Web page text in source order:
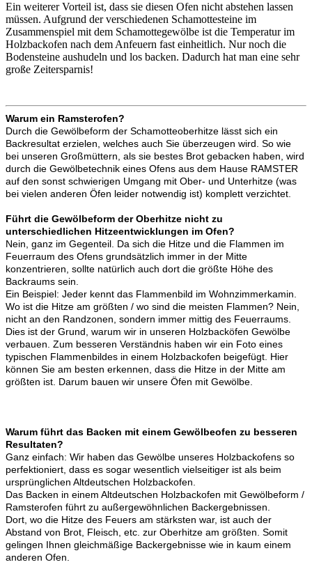
Ein weiterer Vorteil ist, dass sie diesen Ofen nicht abstehen lassen
müssen. Aufgrund der verschiedenen Schamottesteine im
Zusammenspiel mit dem Schamottegewölbe ist die Temperatur im
Holzbackofen nach dem Anfeuern fast einheitlich. Nur noch die
Bodensteine aushudeln und los backen. Dadurch hat man eine sehr
große Zeitersparnis!
Warum ein Ramsterofen?
Durch die Gewölbeform der Schamotteoberhitze lässt sich ein
Backresultat erzielen, welches auch Sie überzeugen wird. So wie
bei unseren Großmüttern, als sie bestes Brot gebacken haben, wird
durch die Gewölbetechnik eines Ofens aus dem Hause RAMSTER
auf den sonst schwierigen Umgang mit Ober- und Unterhitze (was
bei vielen anderen Öfen leider notwendig ist) komplett verzichtet.
Führt die Gewölbeform der Oberhitze nicht zu
unterschiedlichen Hitzeentwicklungen im Ofen?
Nein, ganz im Gegenteil. Da sich die Hitze und die Flammen im
Feuerraum des Ofens grundsätzlich immer in der Mitte
konzentrieren, sollte natürlich auch dort die größte Höhe des
Backraums sein.
Ein Beispiel: Jeder kennt das Flammenbild im Wohnzimmerkamin.
Wo ist die Hitze am größten / wo sind die meisten Flammen? Nein,
nicht an den Randzonen, sondern immer mittig des Feuerraums.
Dies ist der Grund, warum wir in unseren Holzbacköfen Gewölbe
verbauen. Zum besseren Verständnis haben wir ein Foto eines
typischen Flammenbildes in einem Holzbackofen beigefügt. Hier
können Sie am besten erkennen, dass die Hitze in der Mitte am
größten ist. Darum bauen wir unsere Öfen mit Gewölbe.
Warum führt das Backen mit einem Gewölbeofen zu besseren
Resultaten?
Ganz einfach: Wir haben das Gewölbe unseres Holzbackofens so
perfektioniert, dass es sogar wesentlich vielseitiger ist als beim
ursprünglichen Altdeutschen Holzbackofen.
Das Backen in einem Altdeutschen Holzbackofen mit Gewölbeform /
Ramsterofen führt zu außergewöhnlichen Backergebnissen.
Dort, wo die Hitze des Feuers am stärksten war, ist auch der
Abstand von Brot, Fleisch, etc. zur Oberhitze am größten. Somit
gelingen Ihnen gleichmäßige Backergebnisse wie in kaum einem
anderen Ofen.